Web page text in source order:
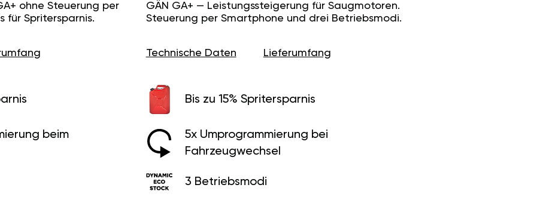
GÄN GA+ — Leistungssteigerung für Saugmotoren.
Steuerung per Smartphone und drei Betriebsmodi.
Technische Daten Lieferumfang
Bis zu 15% Spritersparnis
5x Umprogrammierung bei
Fahrzeugwechsel
3 Betriebsmodi
ohne Steuerung per
für Spritersparnis.
beim